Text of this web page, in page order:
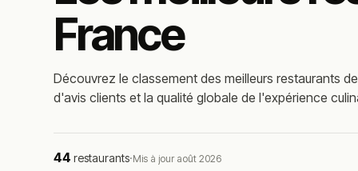
France
Découvrez le classement des meilleurs restaurants
d'avis clients et la qualité globale de l'expérience
44 restaurants·Mis à jour août 2026